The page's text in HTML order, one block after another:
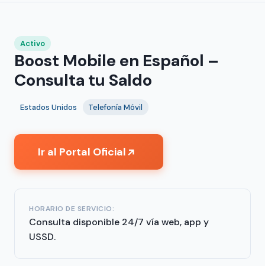
Activo
Boost Mobile en Español –
Consulta tu Saldo
Estados Unidos Telefonía Móvil
Ir al Portal Oficial↗
HORARIO DE SERVICIO:
Consulta disponible 24/7 vía web, app y
USSD.